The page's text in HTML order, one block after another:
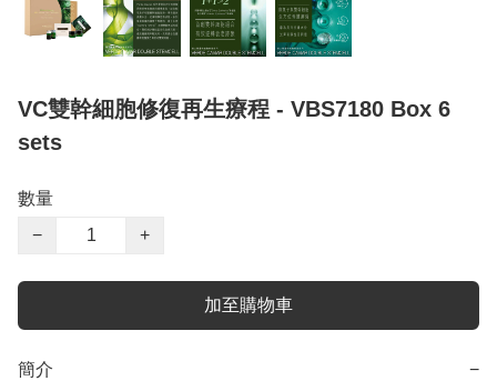
VC雙幹細胞修復再生療程 - VBS7180 Box 6
sets
數量
−
+
加至購物車
簡介 −